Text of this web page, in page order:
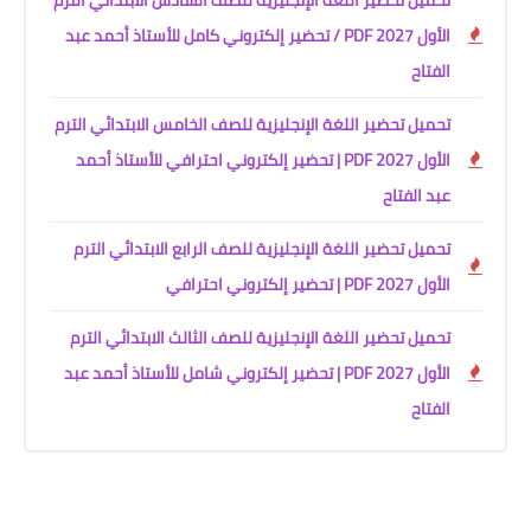
الأول 2027 PDF / تحضير إلكتروني كامل للأستاذ أحمد عبد
الفتاح
تحميل تحضير اللغة الإنجليزية للصف الخامس الابتدائي الترم
الأول 2027 PDF | تحضير إلكتروني احترافي للأستاذ أحمد
عبد الفتاح
تحميل تحضير اللغة الإنجليزية للصف الرابع الابتدائي الترم
الأول 2027 PDF | تحضير إلكتروني احترافي
تحميل تحضير اللغة الإنجليزية للصف الثالث الابتدائي الترم
الأول 2027 PDF | تحضير إلكتروني شامل للأستاذ أحمد عبد
الفتاح